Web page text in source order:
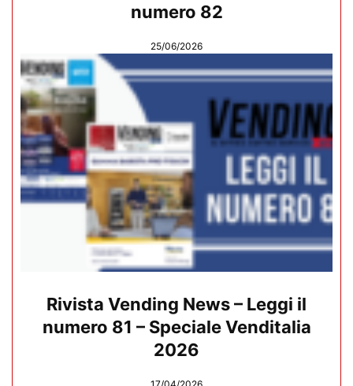
numero 82
25/06/2026
Rivista Vending News – Leggi il
numero 81 – Speciale Venditalia
2026